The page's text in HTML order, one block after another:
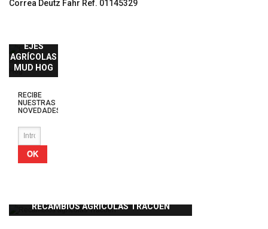
Correa Deutz Fahr Ref. 01145329
EJES
AGRÍCOLAS
MUD HOG
RECIBE
NUESTRAS
NOVEDADES
OK
RECAMBIOS AGRÍCOLAS TRACOEN